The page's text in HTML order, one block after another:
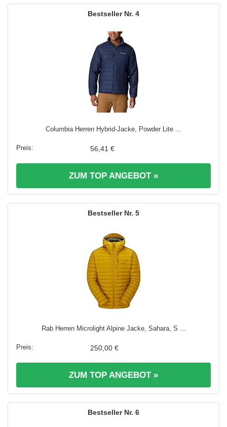
4
Columbia Herren Hybrid-Jacke, Powder Lite ...
56,41 €
ZUM TOP ANGEBOT »
5
Rab Herren Microlight Alpine Jacke, Sahara, S ...
250,00 €
ZUM TOP ANGEBOT »
6